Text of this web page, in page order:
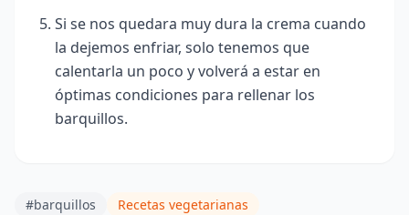
Si se nos quedara muy dura la crema cuando
la dejemos enfriar, solo tenemos que
calentarla un poco y volverá a estar en
óptimas condiciones para rellenar los
barquillos.
#barquillos
Recetas vegetarianas